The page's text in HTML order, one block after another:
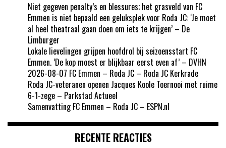
Niet gegeven penalty’s en blessures; het grasveld van FC
Emmen is niet bepaald een geluksplek voor Roda JC: ‘Je moet
al heel theatraal gaan doen om iets te krijgen’ – De
Limburger
Lokale lievelingen grijpen hoofdrol bij seizoensstart FC
Emmen. ’De kop moest er blijkbaar eerst even af’ – DVHN
2026-08-07 FC Emmen – Roda JC – Roda JC Kerkrade
Roda JC-veteranen openen Jacques Koole Toernooi met ruime
6-1-zege – Parkstad Actueel
Samenvatting FC Emmen – Roda JC – ESPN.nl
RECENTE REACTIES